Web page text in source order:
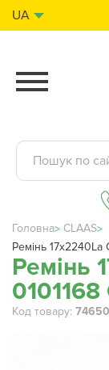
UA
Головна
CLAAS
Ремінь 17x2240La
Ремінь
Код товару: